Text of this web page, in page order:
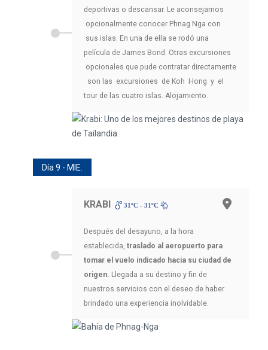
deportivas o descansar. Le aconsejamos
opcionalmente conocer Phnag Nga con
sus islas. En una de ella se rodó una
película de James Bond. Otras excursiones
opcionales que pude contratar directamente
son las excursiones de Koh Hong y el
tour de las cuatro islas. Alojamiento.
Día 9 - MIE.
KRABI 31ºC - 31ºC
Después del desayuno, a la hora
establecida, traslado al aeropuerto para
tomar el vuelo indicado hacia su ciudad de
origen. Llegada a su destino y fin de
nuestros servicios con el deseo de haber
brindado una experiencia inolvidable.